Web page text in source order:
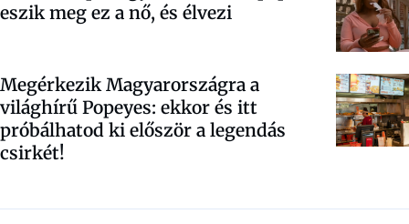
eszik meg ez a nő, és élvezi
Megérkezik Magyarországra a
világhírű Popeyes: ekkor és itt
próbálhatod ki először a legendás
csirkét!